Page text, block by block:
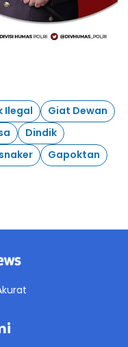
Ilegal
Giat Dewan
Dindik
Gapoktan